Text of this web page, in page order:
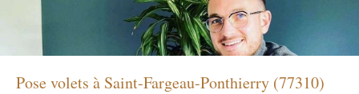
Pose volets à Saint-Fargeau-Ponthierry (77310)